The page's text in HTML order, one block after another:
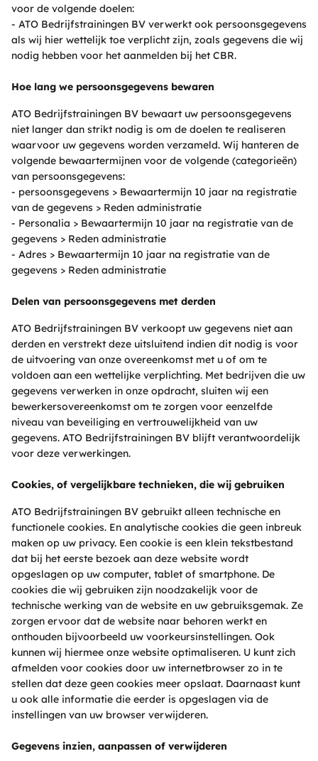
voor de volgende doelen:
- ATO Bedrijfstrainingen BV verwerkt ook persoonsgegevens
als wij hier wettelijk toe verplicht zijn, zoals gegevens die wij
nodig hebben voor het aanmelden bij het CBR.
Hoe lang we persoonsgegevens bewaren
ATO Bedrijfstrainingen BV bewaart uw persoonsgegevens
niet langer dan strikt nodig is om de doelen te realiseren
waarvoor uw gegevens worden verzameld. Wij hanteren de
volgende bewaartermijnen voor de volgende (categorieën)
van persoonsgegevens:
- persoonsgegevens > Bewaartermijn 10 jaar na registratie
van de gegevens > Reden administratie
- Personalia > Bewaartermijn 10 jaar na registratie van de
gegevens > Reden administratie
- Adres > Bewaartermijn 10 jaar na registratie van de
gegevens > Reden administratie
Delen van persoonsgegevens met derden
ATO Bedrijfstrainingen BV verkoopt uw gegevens niet aan
derden en verstrekt deze uitsluitend indien dit nodig is voor
de uitvoering van onze overeenkomst met u of om te
voldoen aan een wettelijke verplichting. Met bedrijven die uw
gegevens verwerken in onze opdracht, sluiten wij een
bewerkersovereenkomst om te zorgen voor eenzelfde
niveau van beveiliging en vertrouwelijkheid van uw
gegevens. ATO Bedrijfstrainingen BV blijft verantwoordelijk
voor deze verwerkingen.
Cookies, of vergelijkbare technieken, die wij gebruiken
ATO Bedrijfstrainingen BV gebruikt alleen technische en
functionele cookies. En analytische cookies die geen inbreuk
maken op uw privacy. Een cookie is een klein tekstbestand
dat bij het eerste bezoek aan deze website wordt
opgeslagen op uw computer, tablet of smartphone. De
cookies die wij gebruiken zijn noodzakelijk voor de
technische werking van de website en uw gebruiksgemak. Ze
zorgen ervoor dat de website naar behoren werkt en
onthouden bijvoorbeeld uw voorkeursinstellingen. Ook
kunnen wij hiermee onze website optimaliseren. U kunt zich
afmelden voor cookies door uw internetbrowser zo in te
stellen dat deze geen cookies meer opslaat. Daarnaast kunt
u ook alle informatie die eerder is opgeslagen via de
instellingen van uw browser verwijderen.
Gegevens inzien, aanpassen of verwijderen